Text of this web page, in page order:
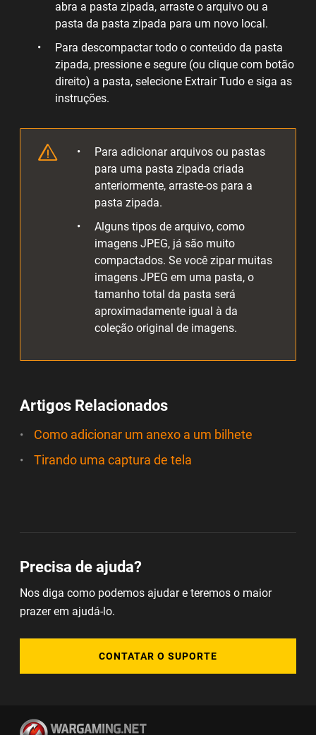
abra a pasta zipada, arraste o arquivo ou a
pasta da pasta zipada para um novo local.
Para descompactar todo o conteúdo da pasta
zipada, pressione e segure (ou clique com botão
direito) a pasta, selecione Extrair Tudo e siga as
instruções.
Para adicionar arquivos ou pastas
para uma pasta zipada criada
anteriormente, arraste-os para a
pasta zipada.
Alguns tipos de arquivo, como
imagens JPEG, já são muito
compactados. Se você zipar muitas
imagens JPEG em uma pasta, o
tamanho total da pasta será
aproximadamente igual à da
coleção original de imagens.
Artigos Relacionados
Como adicionar um anexo a um bilhete
Tirando uma captura de tela
Precisa de ajuda?
Nos diga como podemos ajudar e teremos o maior
prazer em ajudá-lo.
CONTATAR O SUPORTE